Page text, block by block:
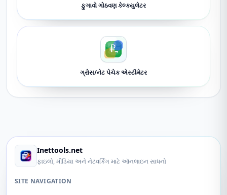
ફુગાવો ગોઠવણ કેલ્ક્યુલેટર
ગ્રોસ/નેટ પેચેક એસ્ટીમેટર
Inettools.net
ફાઇલો, મીડિયા અને નેટવર્કિંગ માટે ઑનલાઇન સાધનો
SITE NAVIGATION